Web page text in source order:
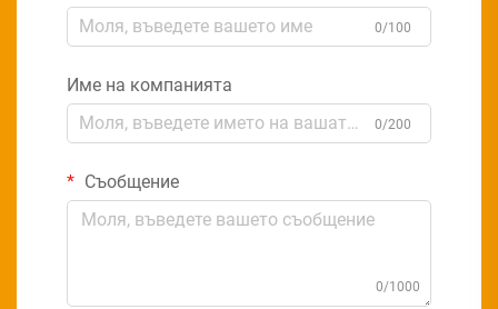
0/100
Име на компанията
0/200
Съобщение
0/1000